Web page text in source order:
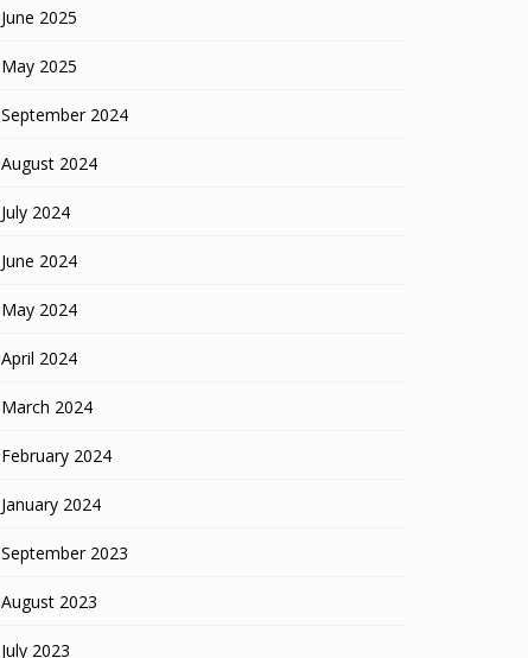
June 2025
May 2025
September 2024
August 2024
July 2024
June 2024
May 2024
April 2024
March 2024
February 2024
January 2024
September 2023
August 2023
July 2023